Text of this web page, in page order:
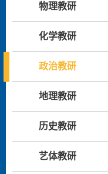
物理教研
化学教研
政治教研
地理教研
历史教研
艺体教研